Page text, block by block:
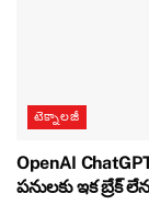
టెక్నాలజీ
OpenAI
పనులకు ఇక బ్రేక్